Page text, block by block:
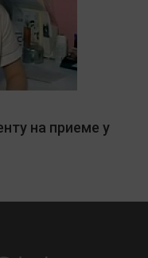
на приеме у